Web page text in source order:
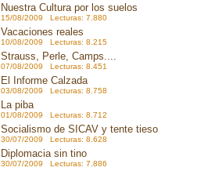
Nuestra Cultura por los suelos
15/08/2009 Lecturas: 7.880
Vacaciones reales
10/08/2009 Lecturas: 8.215
Strauss, Perle, Camps....
07/08/2009 Lecturas: 8.451
El Informe Calzada
03/08/2009 Lecturas: 8.758
La piba
01/08/2009 Lecturas: 8.712
Socialismo de SICAV y tente tieso
30/07/2009 Lecturas: 8.628
Diplomacia sin tino
30/07/2009 Lecturas: 7.886